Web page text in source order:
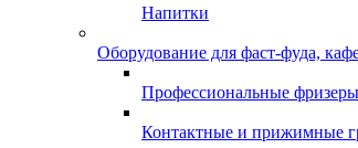
Напитки
Оборудование для фаст-фуда,
Профессиональные
Контактные и прижимные